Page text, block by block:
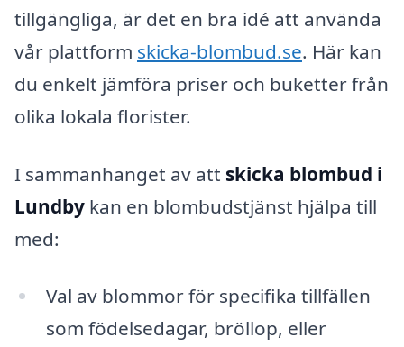
tillgängliga, är det en bra idé att använda
vår plattform skicka-blombud.se. Här kan
du enkelt jämföra priser och buketter från
olika lokala florister.
I sammanhanget av att skicka blombud i
Lundby kan en blombudstjänst hjälpa till
med:
Val av blommor för specifika tillfällen
som födelsedagar, bröllop, eller